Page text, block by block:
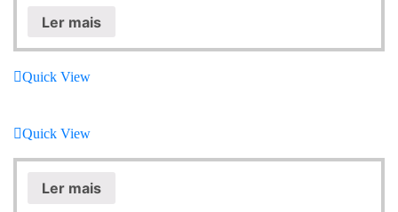
Ler mais
Quick View
Quick View
Ler mais